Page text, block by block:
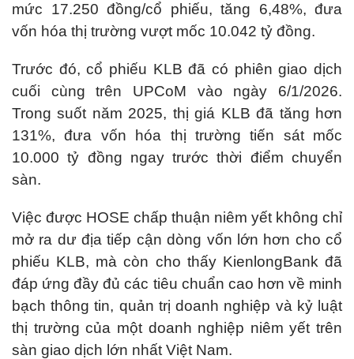
mức 17.250 đồng/cổ phiếu, tăng 6,48%, đưa
vốn hóa thị trường vượt mốc 10.042 tỷ đồng.
Trước đó, cổ phiếu KLB đã có phiên giao dịch
cuối cùng trên UPCoM vào ngày 6/1/2026.
Trong suốt năm 2025, thị giá KLB đã tăng hơn
131%, đưa vốn hóa thị trường tiến sát mốc
10.000 tỷ đồng ngay trước thời điểm chuyển
sàn.
Việc được HOSE chấp thuận niêm yết không chỉ
mở ra dư địa tiếp cận dòng vốn lớn hơn cho cổ
phiếu KLB, mà còn cho thấy KienlongBank đã
đáp ứng đầy đủ các tiêu chuẩn cao hơn về minh
bạch thông tin, quản trị doanh nghiệp và kỷ luật
thị trường của một doanh nghiệp niêm yết trên
sàn giao dịch lớn nhất Việt Nam.